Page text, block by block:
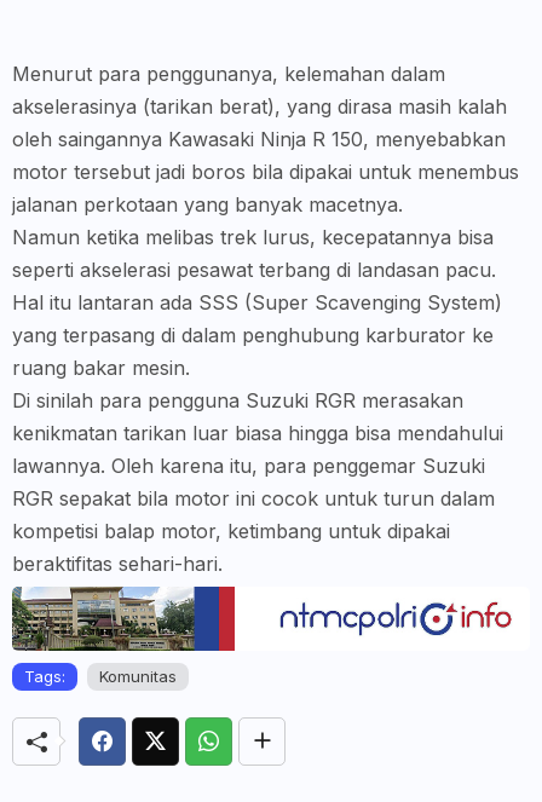
Menurut para penggunanya, kelemahan dalam
akselerasinya (tarikan berat), yang dirasa masih kalah
oleh saingannya Kawasaki Ninja R 150, menyebabkan
motor tersebut jadi boros bila dipakai untuk menembus
jalanan perkotaan yang banyak macetnya.
Namun ketika melibas trek lurus, kecepatannya bisa
seperti akselerasi pesawat terbang di landasan pacu.
Hal itu lantaran ada SSS (Super Scavenging System)
yang terpasang di dalam penghubung karburator ke
ruang bakar mesin.
Di sinilah para pengguna Suzuki RGR merasakan
kenikmatan tarikan luar biasa hingga bisa mendahului
lawannya. Oleh karena itu, para penggemar Suzuki
RGR sepakat bila motor ini cocok untuk turun dalam
kompetisi balap motor, ketimbang untuk dipakai
beraktifitas sehari-hari.
Tags: Komunitas